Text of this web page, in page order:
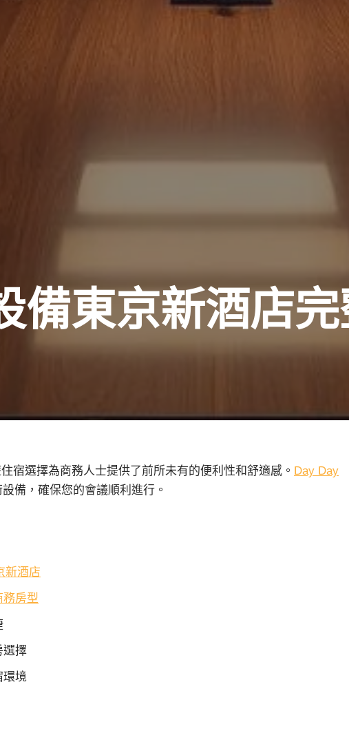
備東京新酒店
宿選擇為商務人士提供了前所未有的便利性和舒適感。 Day Day
備，確保您的會議順利進行。
新酒店
務房型
選擇
環境